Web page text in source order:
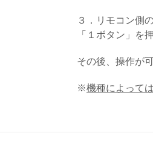
３．リモコン側
「１ボタン」を
その後、操作が
※機種によって